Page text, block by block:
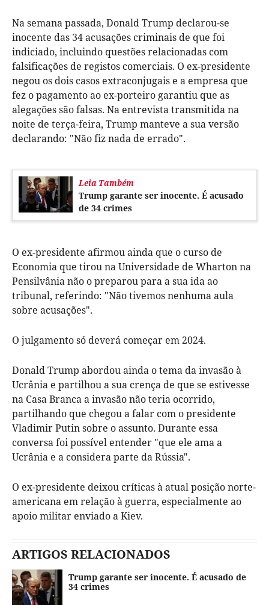
Na semana passada, Donald Trump declarou-se
inocente das 34 acusações criminais de que foi
indiciado, incluindo questões relacionadas com
falsificações de registos comerciais. O ex-presidente
negou os dois casos extraconjugais e a empresa que
fez o pagamento ao ex-porteiro garantiu que as
alegações são falsas. Na entrevista transmitida na
noite de terça-feira, Trump manteve a sua versão
declarando: "Não fiz nada de errado".
Leia Também
Trump garante ser inocente. É acusado
de 34 crimes
O ex-presidente afirmou ainda que o curso de
Economia que tirou na Universidade de Wharton na
Pensilvânia não o preparou para a sua ida ao
tribunal, referindo: "Não tivemos nenhuma aula
sobre acusações".
O julgamento só deverá começar em 2024.
Donald Trump abordou ainda o tema da invasão à
Ucrânia e partilhou a sua crença de que se estivesse
na Casa Branca a invasão não teria ocorrido,
partilhando que chegou a falar com o presidente
Vladimir Putin sobre o assunto. Durante essa
conversa foi possível entender "que ele ama a
Ucrânia e a considera parte da Rússia".
O ex-presidente deixou críticas à atual posição norte-
americana em relação à guerra, especialmente ao
apoio militar enviado a Kiev.
ARTIGOS RELACIONADOS
Trump garante ser inocente. É acusado de
34 crimes